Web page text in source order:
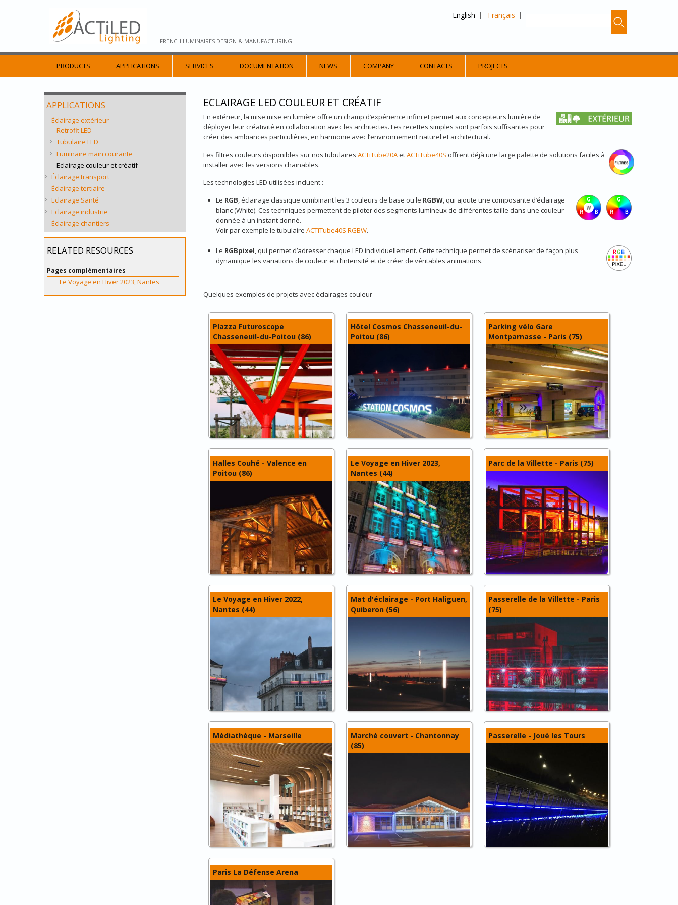
FRENCH LUMINAIRES DESIGN & MANUFACTURING
English Français
PRODUCTS APPLICATIONS SERVICES DOCUMENTATION NEWS COMPANY CONTACTS PROJECTS
ECLAIRAGE LED COULEUR ET CRÉATIF
En extérieur, la mise mise en lumière offre un champ d’expérience infini et permet aux concepteurs lumière de
déployer leur créativité en collaboration avec les architectes. Les recettes simples sont parfois suffisantes pour
créer des ambiances particulières, en harmonie avec l’environnement naturel et architectural.
Les filtres couleurs disponibles sur nos tubulaires ACTiTube20AetACTiTube40S offrent déjà une large palette de solutions faciles à
installer avec les versions chainables.
Les technologies LED utilisées incluent :
Le RGB, éclairage classique combinant les 3 couleurs de base ou le RGBW, qui ajoute une composante d’éclairage
blanc (White). Ces techniques permettent de piloter des segments lumineux de différentes taille dans une couleur
donnée à un instant donné.
Voir par exemple le tubulaire ACTiTube40S RGBW.
Le RGBpixel, qui permet d’adresser chaque LED individuellement. Cette technique permet de scénariser de façon plus
dynamique les variations de couleur et d’intensité et de créer de véritables animations.
Quelques exemples de projets avec éclairages couleur
Plazza Futuroscope
Chasseneuil-du-Poitou (86)
Hôtel Cosmos Chasseneuil-du-
Poitou (86)
Parking vélo Gare
Montparnasse - Paris (75)
Halles Couhé - Valence en
Poitou (86)
Le Voyage en Hiver 2023,
Nantes (44)
Parc de la Villette - Paris (75)
Le Voyage en Hiver 2022,
Nantes (44)
Mat d'éclairage - Port Haliguen,
Quiberon (56)
Passerelle de la Villette - Paris
(75)
Médiathèque - Marseille
Marché couvert - Chantonnay
(85)
Passerelle - Joué les Tours
Paris La Défense Arena
APPLICATIONS
Éclairage extérieur
Retrofit LED
Tubulaire LED
Luminaire main courante
Eclairage couleur et créatif
Éclairage transport
Éclairage tertiaire
Eclairage Santé
Eclairage industrie
Éclairage chantiers
RELATED RESOURCES
Pages complémentaires
Le Voyage en Hiver 2023, Nantes